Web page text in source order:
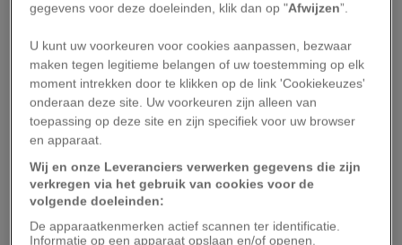
of dit ook daadwerkelijk gebeurt. Hoe klein de
voordelen van de nieuwe injectie ook zijn, Marks
zegt: “Het is echt belangrijk dat mensen
nadenken over het halen van een boost.”
Dit is wat we tot nu toe weten over de nieuwe
inclusief waarom ze nodig zijn, wie ze kan
krijgen en hoe lang ze naar verwachting
bescherming bieden tegen Covid-19.
gegevens voor deze doeleinden, klik dan op "Afwijzen”.
U kunt uw voorkeuren voor cookies aanpassen, bezwaar
maken tegen legitieme belangen of uw toestemming op elk
moment intrekken door te klikken op de link 'Cookiekeuzes'
onderaan deze site. Uw voorkeuren zijn alleen van
toepassing op deze site en zijn specifiek voor uw browser
en apparaat.
Wij en onze Leveranciers verwerken gegevens die zijn
verkregen via het gebruik van cookies voor de
volgende doeleinden:
De apparaatkenmerken actief scannen ter identificatie.
Informatie op een apparaat opslaan en/of openen.